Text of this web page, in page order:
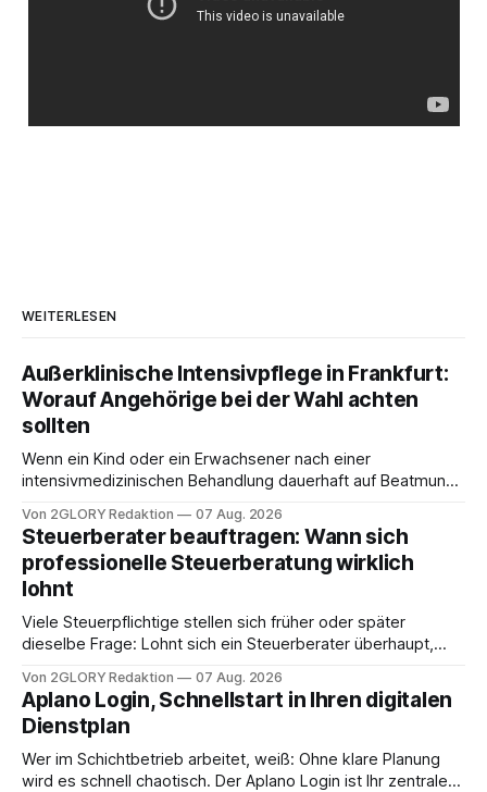
WEITERLESEN
Außerklinische Intensivpflege in Frankfurt:
Worauf Angehörige bei der Wahl achten
sollten
Wenn ein Kind oder ein Erwachsener nach einer
intensivmedizinischen Behandlung dauerhaft auf Beatmung
angewiesen ist, stellt sich für Familien eine schwierige
Frage: Muss die Versorgung dauerhaft in der Klinik bleiben –
oder ist ein Leben zu Hause möglich? Die außerklinische
Intensivpflege bietet genau diese Alternative: Sie
Von 2GLORY Redaktion 07 Aug. 2026
Steuerberater beauftragen: Wann sich
professionelle Steuerberatung wirklich
lohnt
Viele Steuerpflichtige stellen sich früher oder später
dieselbe Frage: Lohnt sich ein Steuerberater überhaupt,
erledigen? Die kurze Antwort: Bei einfachen
Einkommensverhältnissen reicht häufig eine Steuersoftware
aus – sobald jedoch mehrere Einkunftsarten
zusammentreffen oder größere finanzielle Veränderungen
anstehen, zahlt sich professionelle Unterstützung meist
Von 2GLORY Redaktion 07 Aug. 2026
Aplano Login, Schnellstart in Ihren digitalen
Dienstplan
Wer im Schichtbetrieb arbeitet, weiß: Ohne klare Planung
wird es schnell chaotisch. Der Aplano Login ist Ihr zentraler